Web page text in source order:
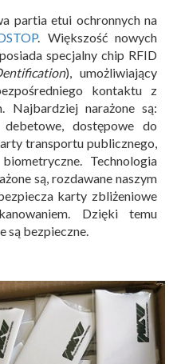
partia etui ochronnych na
. Większość nowych
specjalny chip RFID
), umożliwiający
kontaktu z
Najbardziej narażone są:
dostępowe do
transportu publicznego,
Technologia
są, rozdawane naszym
karty zbliżeniowe
Dzięki temu
są bezpieczne.